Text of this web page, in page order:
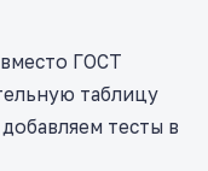
ГОСТ
таблицу
тесты в